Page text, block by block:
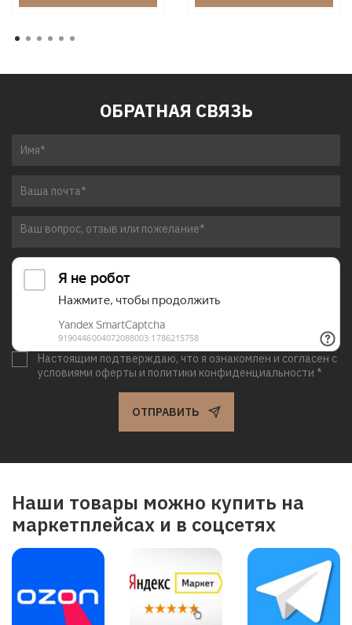
ОБРАТНАЯ СВЯЗЬ
Настоящим подтверждаю, что я ознакомлен и согласен с
условиями оферты и политики конфиденциальности *
ОТПРАВИТЬ
Наши товары можно купить на
маркетплейсах и в соцсетях